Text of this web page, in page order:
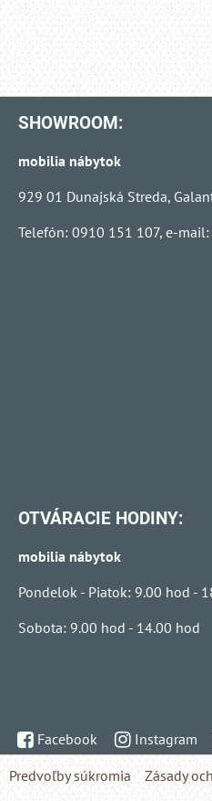
SHOWROOM:
mobilia nábytok
929 01 Dunajská Streda,
Telefón: 0910 151 107, e-mail:
OTVÁRACIE HODINY:
mobilia nábytok
Pondelok - Piatok: 9.00 hod -
Sobota: 9.00 hod - 14.00 hod
Facebook Instagram
Predvoľby súkromia
Zásady